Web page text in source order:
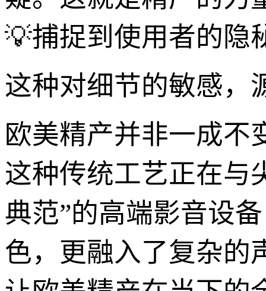
💡捕捉到使用者的隐
这种对细节的敏感，
欧美精产并非一成不
这种传统工艺正在与
典范”的高端影音设
色，更融入了复杂的